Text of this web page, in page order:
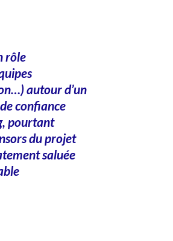
rôle
autour d’un
confiance
pourtant
du projet
saluée